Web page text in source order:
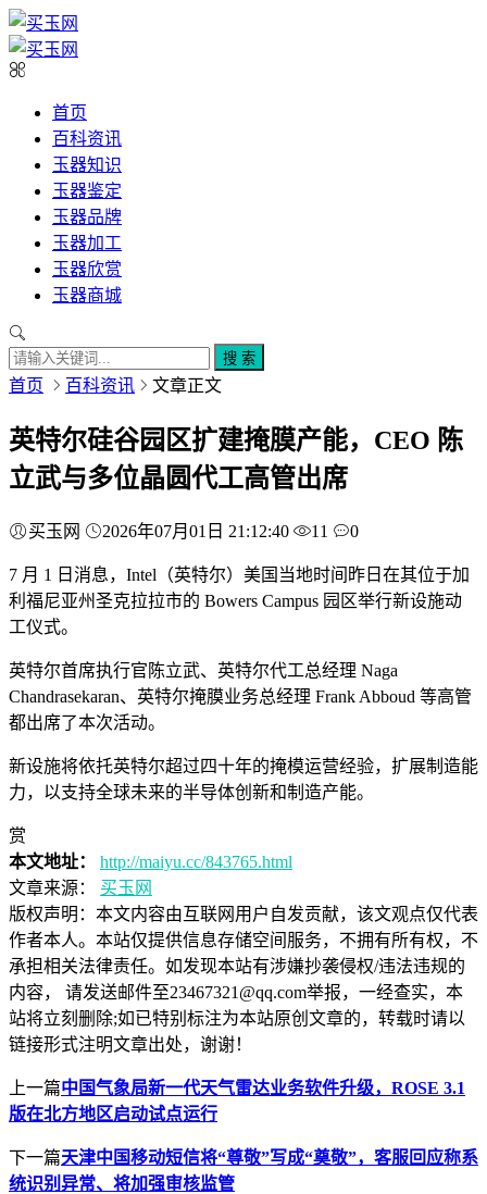
首页
百科资讯
玉器知识
玉器鉴定
玉器品牌
玉器加工
玉器欣赏
玉器商城
搜 索
首页 百科资讯 文章正文
英特尔硅谷园区扩建掩膜产能，CEO 陈
立武与多位晶圆代工高管出席
买玉网 2026年07月01日 21:12:40 11 0
7 月 1 日消息，Intel（英特尔）美国当地时间昨日在其位于加
利福尼亚州圣克拉拉市的 Bowers Campus 园区举行新设施动
工仪式。
英特尔首席执行官陈立武、英特尔代工总经理 Naga
Chandrasekaran、英特尔掩膜业务总经理 Frank Abboud 等高管
都出席了本次活动。
新设施将依托英特尔超过四十年的掩模运营经验，扩展制造能
力，以支持全球未来的半导体创新和制造产能。
赏
本文地址：
http://maiyu.cc/843765.html
文章来源：
买玉网
版权声明： 本文内容由互联网用户自发贡献，该文观点仅代表
作者本人。本站仅提供信息存储空间服务，不拥有所有权，不
承担相关法律责任。如发现本站有涉嫌抄袭侵权/违法违规的
内容， 请发送邮件至23467321@qq.com举报，一经查实，本
站将立刻删除;如已特别标注为本站原创文章的，转载时请以
链接形式注明文章出处，谢谢！
上一篇中国气象局新一代天气雷达业务软件升级，ROSE 3.1
版在北方地区启动试点运行
下一篇天津中国移动短信将“尊敬”写成“奠敬”，客服回应称系
统识别异常、将加强审核监管